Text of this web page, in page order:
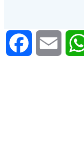
Facebook Email